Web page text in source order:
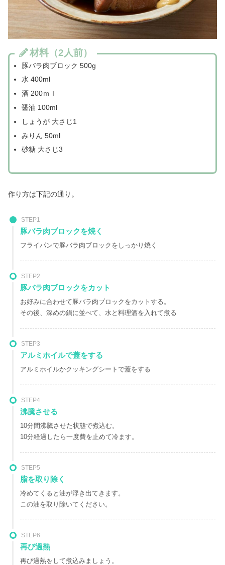
材料（2人前）
豚バラ肉ブロック 500g
水 400ml
酒 200ｍｌ
醤油 100ml
しょうが 大さじ1
みりん 50ml
砂糖 大さじ3
作り方は下記の通り。
STEP1
豚バラ肉ブロックを焼く
フライパンで豚バラ肉ブロックをしっかり焼く
STEP2
豚バラ肉ブロックをカット
お好みに合わせて豚バラ肉ブロックをカットする。
その後、深めの鍋に並べて、水と料理酒を入れて煮る
STEP3
アルミホイルで蓋をする
アルミホイルかクッキングシートで蓋をする
STEP4
沸騰させる
10分間沸騰させた状態で煮込む。
10分経過したら一度費を止めて冷ます。
STEP5
脂を取り除く
冷めてくると油が浮き出てきます。
この油を取り除いてください。
STEP6
再び過熱
再び過熱をして煮込みましょう。